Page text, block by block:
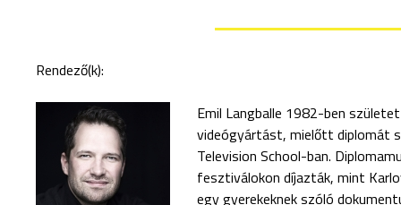
Rendező(k):
Emil Langballe 1982-ben
videógyártást, mielőtt diplomát
Television School-ban.
fesztiválokon díjazták, mint
egy gyerekeknek szóló